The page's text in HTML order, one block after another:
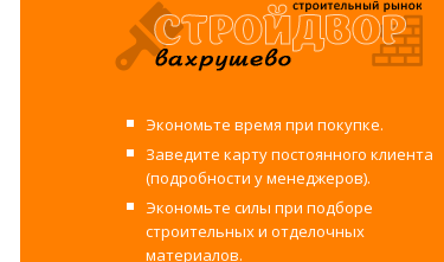
Экономьте время при покупке.
Заведите карту постоянного клиента
(подробности у менеджеров).
Экономьте силы при подборе
строительных и отделочных
материалов.